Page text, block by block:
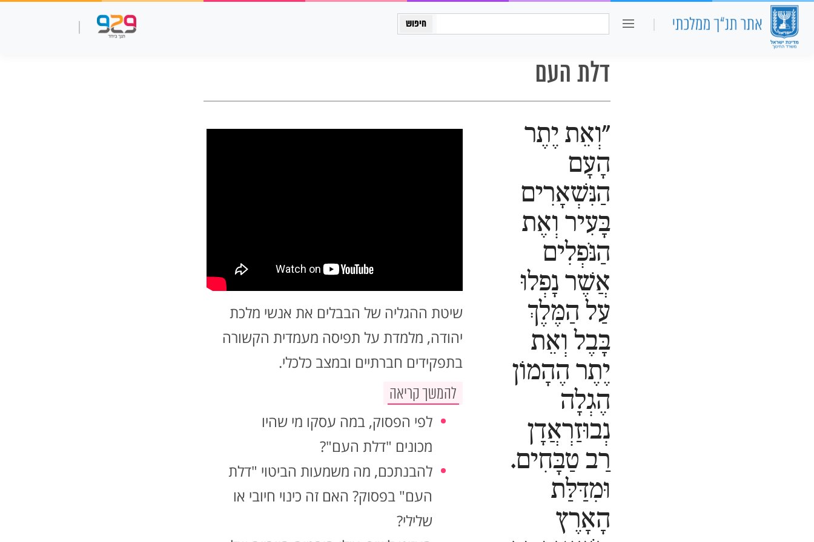
חיפוש:
כיתה ו כיתה יב
דלת העם
"וְאֵת יֶתֶר
הָעָם
הַנִּשְׁאָרִים
בָּעִיר וְאֶת
הַנֹּפְלִים
אֲשֶׁר נָפְלוּ
עַל הַמֶּלֶךְ
בָּבֶל וְאֵת
יֶתֶר הֶהָמוֹן
הֶגְלָה
נְבוּזַרְאֲדָן
רַב טַבָּחִים.
וּמִדַּלַּת
הָאָרֶץ
שיטת ההגליה של הבבלים את אנשי מלכת
יהודה, מלמדת על תפיסה מעמדית הקשורה
בתפקידים חברתיים ובמצב כלכלי.
להמשך קריאה
לפי הפסוק, במה עסקו מי שהיו
מכונים "דלת העם"?
להבנתכם, מה משמעות הביטוי "דלת
העם" בפסוק? האם זה כינוי חיובי או
שלילי?